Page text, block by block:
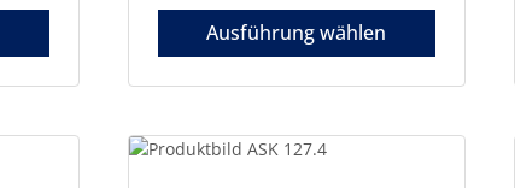
Ausführung wählen
mehrere